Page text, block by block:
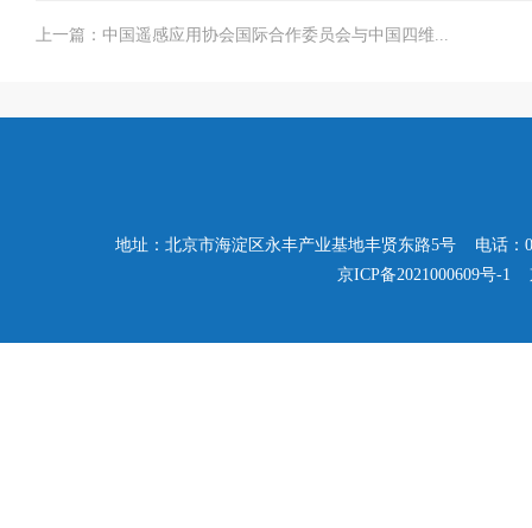
上一篇：中国遥感应用协会国际合作委员会与中国四维...
地址：北京市海淀区永丰产业基地丰贤东路5号 电话：
京ICP备2021000609号-1